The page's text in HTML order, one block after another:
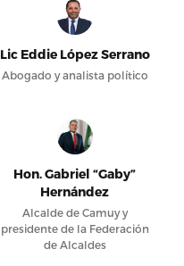
Lic Eddie López Serrano
Abogado y analista político
Hon. Gabriel “Gaby”
Hernández
Alcalde de Camuy y
presidente de la Federación
de Alcaldes